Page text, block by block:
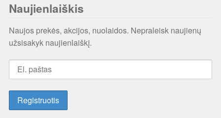
Naujienlaiškis
Naujos prekės, akcijos, nuolaidos. Nepraleisk naujienų
užsisakyk naujienlaiškį.